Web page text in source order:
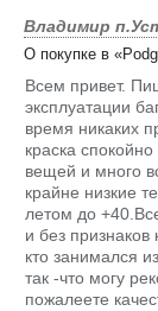
Владимир
О покупке в
Всем привет.
эксплуатации
время никаких
краска
вещей и много
крайне низкие
летом до
и без
кто занимался
так -что могу
пожалеете